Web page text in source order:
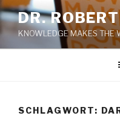
Zum
Inhalt
springen
DR.
KNOWLEDGE MAKES THE
SCHLAGWORT: